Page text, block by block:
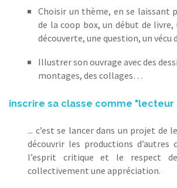
Choisir un thème, en se laissant
de la coop box, un début de
découverte, une question, un vécu
Illustrer son ouvrage avec des
montages, des collages…
inscrire sa classe comme "lecteur
... c’est se lancer dans un projet de
découvrir les productions d’autres
l’esprit critique et le respect
collectivement une appréciation.